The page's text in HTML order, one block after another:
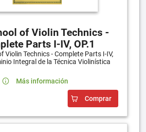
of Violin Technics -
Parts I-IV, OP.1
Violin Technics - Complete Parts I-IV,
Integral de la Técnica Violinística
Más información
Comprar